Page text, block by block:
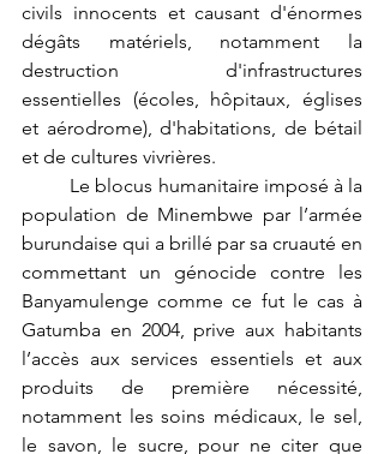
civils innocents et causant d'énormes
dégâts matériels, notamment la
destruction d'infrastructures
essentielles (écoles, hôpitaux, églises
et aérodrome), d'habitations, de bétail
et de cultures vivrières.
population de Minembwe par l’armée
burundaise qui a brillé par sa cruauté en
commettant un génocide contre les
Banyamulenge comme ce fut le cas à
Gatumba en 2004, prive aux habitants
l’accès aux services essentiels et aux
produits de première nécessité,
notamment les soins médicaux, le sel,
le savon, le sucre, pour ne citer que